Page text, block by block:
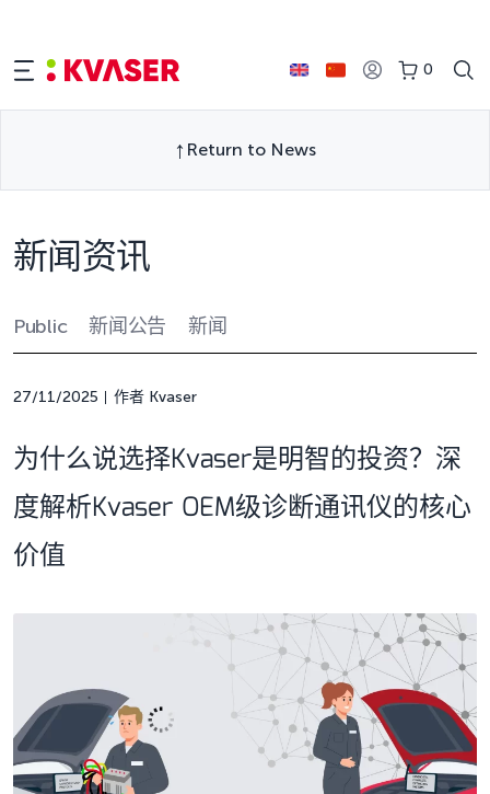
0
Return to News
新闻资讯
Public 新闻公告 新闻
27/11/2025 作者 Kvaser
为什么说选择Kvaser是明智的投资？深
度解析Kvaser OEM级诊断通讯仪的核心
价值